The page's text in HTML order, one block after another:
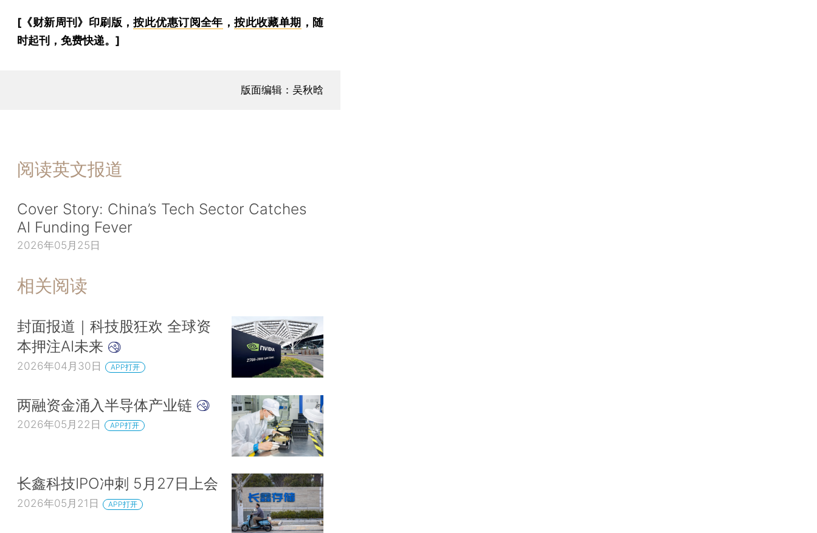
[《财新周刊》印刷版，按此优惠订阅全年 ，按此收藏单期 ，随
时起刊，免费快递。]
版面编辑：吴秋晗
阅读英文报道
Cover Story: China’s Tech Sector Catches
AI Funding Fever
2026年05月25日
相关阅读
封面报道｜科技股狂欢 全球资
本押注AI未来
2026年04月30日 APP打开
两融资金涌入半导体产业链
2026年05月22日 APP打开
长鑫科技IPO冲刺 5月27日上会
2026年05月21日 APP打开